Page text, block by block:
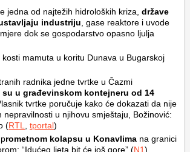
jedna od najtežih hidroloških kriza, države
industriju , gase reaktore i uvode
dok se gospodarstvo opasno ljulja
kosti mamuta u koritu Dunava u Bugarskoj
radnika jedne tvrtke u Čazmi
su u građevinskom kontejneru od 14
tvrtke poručuje kako će dokazati da nije
nepravilnosti u njihovu smještaju, Božinović:
(RTL tportal)
rometnom kolapsu u Konavlima na granici
“Idućeg ljeta bit će još gore” (N1)